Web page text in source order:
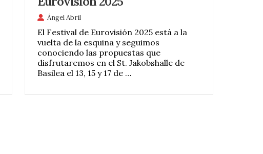
Ángel Abril
El Festival de Eurovisión 2025 está a la
vuelta de la esquina y seguimos
conociendo las propuestas que
disfrutaremos en el St. Jakobshalle de
Basilea el 13, 15 y 17 de …